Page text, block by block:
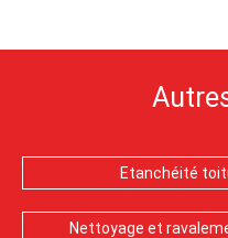
Etanchéité
Nettoyage et